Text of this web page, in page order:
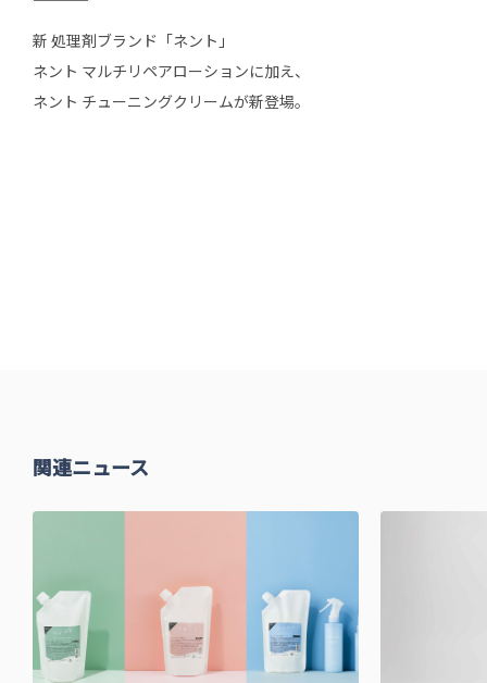
新 処理剤ブランド「ネント」
ネント マルチリペアローションに加え、
ネント チューニングクリームが新登場。
関連ニュース